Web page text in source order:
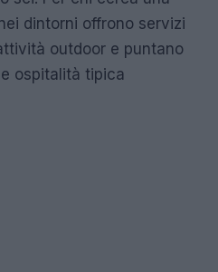
dintorni offrono servizi
outdoor e puntano
ospitalità tipica